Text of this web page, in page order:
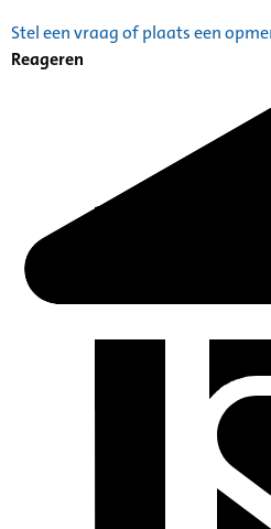
Stel een vraag of plaats een
Reageren